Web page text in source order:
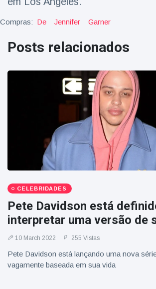
algemas do
plateia rir
celebram o
nascimento do
primeiro tapir de
baixas terras no
zoológico do
Reino Unido em 14
anos
16 July 195 Vistas
Homem da Flórida
preso após lançar
fogos de artifício
de um carro em
movimento
16 July 173 Vistas
Compras: De Jennifer Garner
Posts relacionados
CELEBRIDADES
Pete Davidson está
interpretar uma versão de
10 March 2022 255 Vistas
Pete Davidson está lançando uma nova
vagamente baseada em sua vida